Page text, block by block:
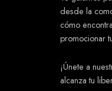
desde la
cómo
promocionar
¡Únete a
alcanza tu
En línea